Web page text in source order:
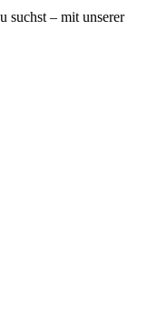
suchst – mit unserer